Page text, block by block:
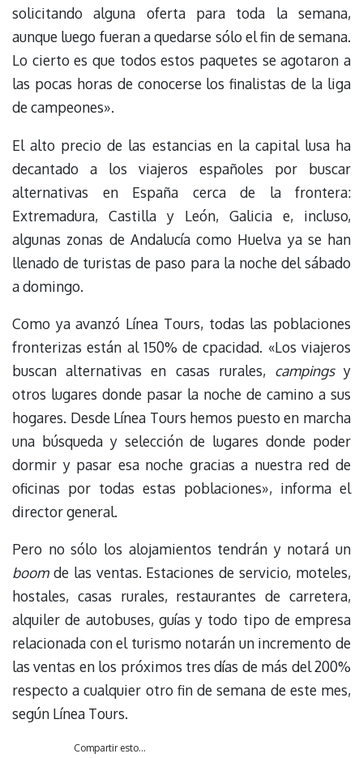
solicitando alguna oferta para toda la semana,
aunque luego fueran a quedarse sólo el fin de semana.
Lo cierto es que todos estos paquetes se agotaron a
las pocas horas de conocerse los finalistas de la liga
de campeones».
El alto precio de las estancias en la capital lusa ha
decantado a los viajeros españoles por buscar
alternativas en España cerca de la frontera:
Extremadura, Castilla y León, Galicia e, incluso,
algunas zonas de Andalucía como Huelva ya se han
llenado de turistas de paso para la noche del sábado
a domingo.
Como ya avanzó Línea Tours, todas las poblaciones
fronterizas están al 150% de cpacidad. «Los viajeros
buscan alternativas en casas rurales, campingsy
otros lugares donde pasar la noche de camino a sus
hogares. Desde Línea Tours hemos puesto en marcha
una búsqueda y selección de lugares donde poder
dormir y pasar esa noche gracias a nuestra red de
oficinas por todas estas poblaciones», informa el
director general.
Pero no sólo los alojamientos tendrán y notará un
boomde las ventas. Estaciones de servicio, moteles,
hostales, casas rurales, restaurantes de carretera,
alquiler de autobuses, guías y todo tipo de empresa
relacionada con el turismo notarán un incremento de
las ventas en los próximos tres días de más del 200%
respecto a cualquier otro fin de semana de este mes,
según Línea Tours.
Compartir esto...